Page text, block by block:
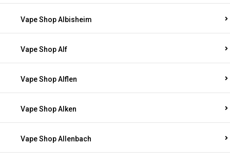
Vape Shop Albisheim
Vape Shop Alf
Vape Shop Alflen
Vape Shop Alken
Vape Shop Allenbach